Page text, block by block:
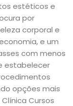
estéticos e
por
corporal e
e um
com menos
estabelecer
opções mais
Cursos